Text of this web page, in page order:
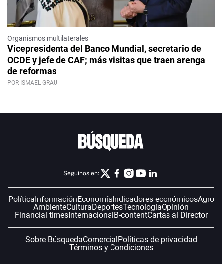
Organismos multilaterales
Vicepresidenta del Banco Mundial, secretario de
OCDE y jefe de CAF; más visitas que traen arenga
de reformas
POR ISMAEL GRAU
Seguinos en:
PolíticaInformaciónEconomíaIndicadores económicosAgro
AmbienteCulturaDeportesTecnologíaOpinión
Financial timesInternacionalB-contentCartas al Director
Sobre BúsquedaComercialPolíticas de privacidad
Términos y Condiciones